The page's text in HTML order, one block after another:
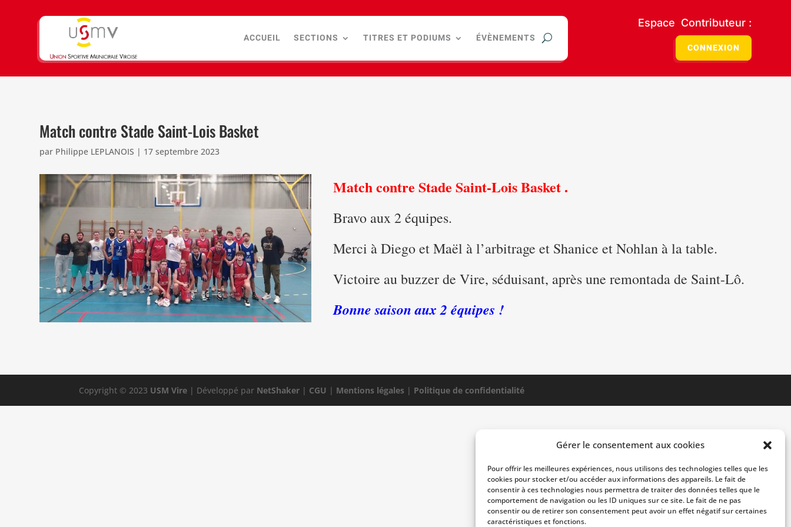
Gérer le consentement aux cookies
Pour offrir les meilleures expériences, nous utilisons des technologies telles que les
cookies pour stocker et/ou accéder aux informations des appareils. Le fait de
consentir à ces technologies nous permettra de traiter des données telles que le
comportement de navigation ou les ID uniques sur ce site. Le fait de ne pas
consentir ou de retirer son consentement peut avoir un effet négatif sur certaines
caractéristiques et fonctions.
ACCUEIL SECTIONS TITRES ET PODIUMS ÉVÈNEMENTS
Espace Contributeur :
CONNEXION
Match contre Stade Saint-Lois Basket
par Philippe LEPLANOIS | 17 septembre 2023
Match contre Stade Saint-Lois Basket.
Bravo aux 2 équipes.
Merci à Diego et Maël à l’arbitrage et Shanice et Nohlan à la table.
Victoire au buzzer de Vire, séduisant, après une remontada de Saint-Lô.
Bonne saison aux 2 équipes !
Copyright © 2023 USM Vire | Développé par NetShaker | CGU | Mentions légales | Politique de confidentialité